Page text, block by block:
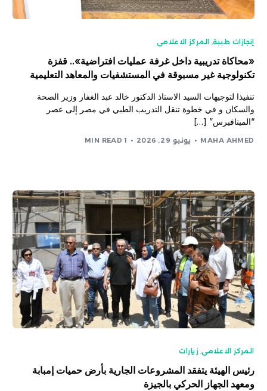
إنجازات طبية المركز الاعلامى
«محاكاة تدريبية داخل غرفة عمليات افتراضية».. قفزة
تكنولوجية غير مسبوقة في المستشفيات والمعاهد التعليمية
تنفيذا لتوجيهات السيد الاستاذ الدكتور خالد عبد الغفار وزير الصحة
والسكان و ​في خطوة تنقل التدريب الطبي في مصر إلى عصر
“الميتافيرس” […]
MAHA AHMED يونيو 29, 2026 1 MIN READ
المركز الاعلامى, زيارات
رئيس الهيئة يتفقد المشروعات الجارية بأرض حميات إمبابة
ومعهد الجهاز الحركي بالجيزة